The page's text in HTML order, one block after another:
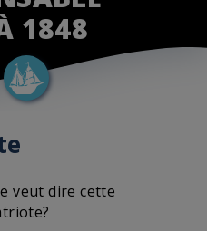
1848
veut dire cette